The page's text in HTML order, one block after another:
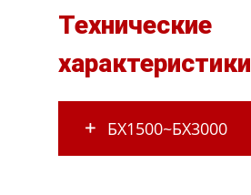
Технические
характеристики
БХ1500~БХ3000